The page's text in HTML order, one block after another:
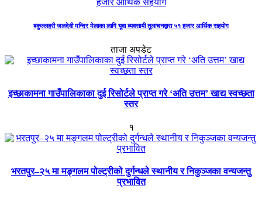
बकुल्लहरी जलदेवी मन्दिर मेलाका लागि यूवा व्यवसायी तूलाचनद्वारा ५१ हजार आर्थिक सहयोग
ताजा अपडेट
इच्छाकामना गाउँपालिकाका दुई रिसोर्टले प्राप्त गरे ‘अति उत्तम’ खाद्य स्वच्छता
स्तर
१
भरतपुर–२५ मा मङ्गलम पोल्ट्रीको दुर्गन्धले स्थानीय र निकुञ्जका वन्यजन्तु
प्रभावित